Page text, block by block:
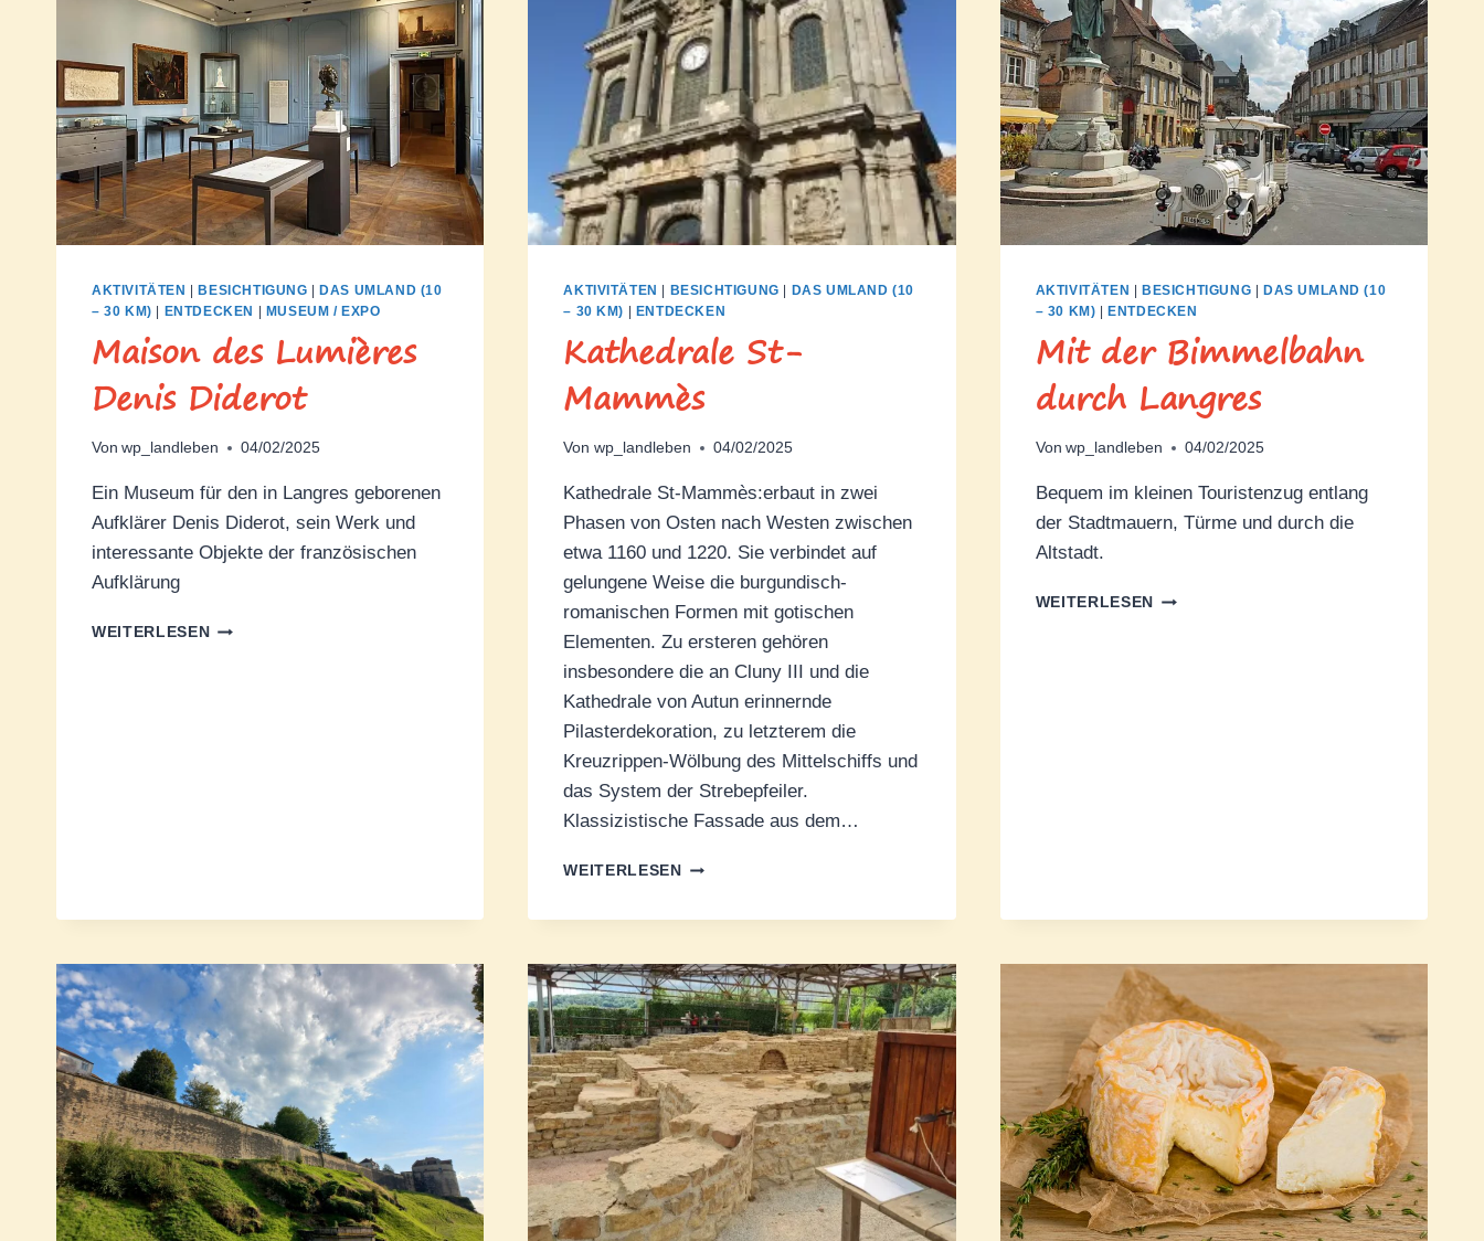
AKTIVITÄTEN |BESICHTIGUNG |DAS UMLAND (10
– 30 KM) | ENTDECKEN | MUSEUM / EXPO
Maison des Lumières
Denis Diderot
Von wp_landleben 04/02/2025
Ein Museum für den in Langres geborenen
Aufklärer Denis Diderot, sein Werk und
interessante Objekte der französischen
Aufklärung
WEITERLESENMAISON
AKTIVITÄTEN | BESICHTIGUNG | DAS UMLAND (10
– 30 KM) | ENTDECKEN
Kathedrale St-
Mammès
Von wp_landleben 04/02/2025
Kathedrale St-Mammès:erbaut in zwei
Phasen von Osten nach Westen zwischen
etwa 1160 und 1220. Sie verbindet auf
gelungene Weise die burgundisch-
romanischen Formen mit gotischen
Elementen. Zu ersteren gehören
insbesondere die an Cluny III und die
Kathedrale von Autun erinnernde
Pilasterdekoration, zu letzterem die
Kreuzrippen-Wölbung des Mittelschiffs und
das System der Strebepfeiler.
Klassizistische Fassade aus dem…
WEITERLESENKATHEDRALE
AKTIVITÄTEN | BESICHTIGUNG | DAS UMLAND (10
– 30 KM) |ENTDECKEN
Mit der Bimmelbahn
durch Langres
Von wp_landleben 04/02/2025
Bequem im kleinen Touristenzug entlang
der Stadtmauern, Türme und durch die
Altstadt.
WEITERLESEN
MIT